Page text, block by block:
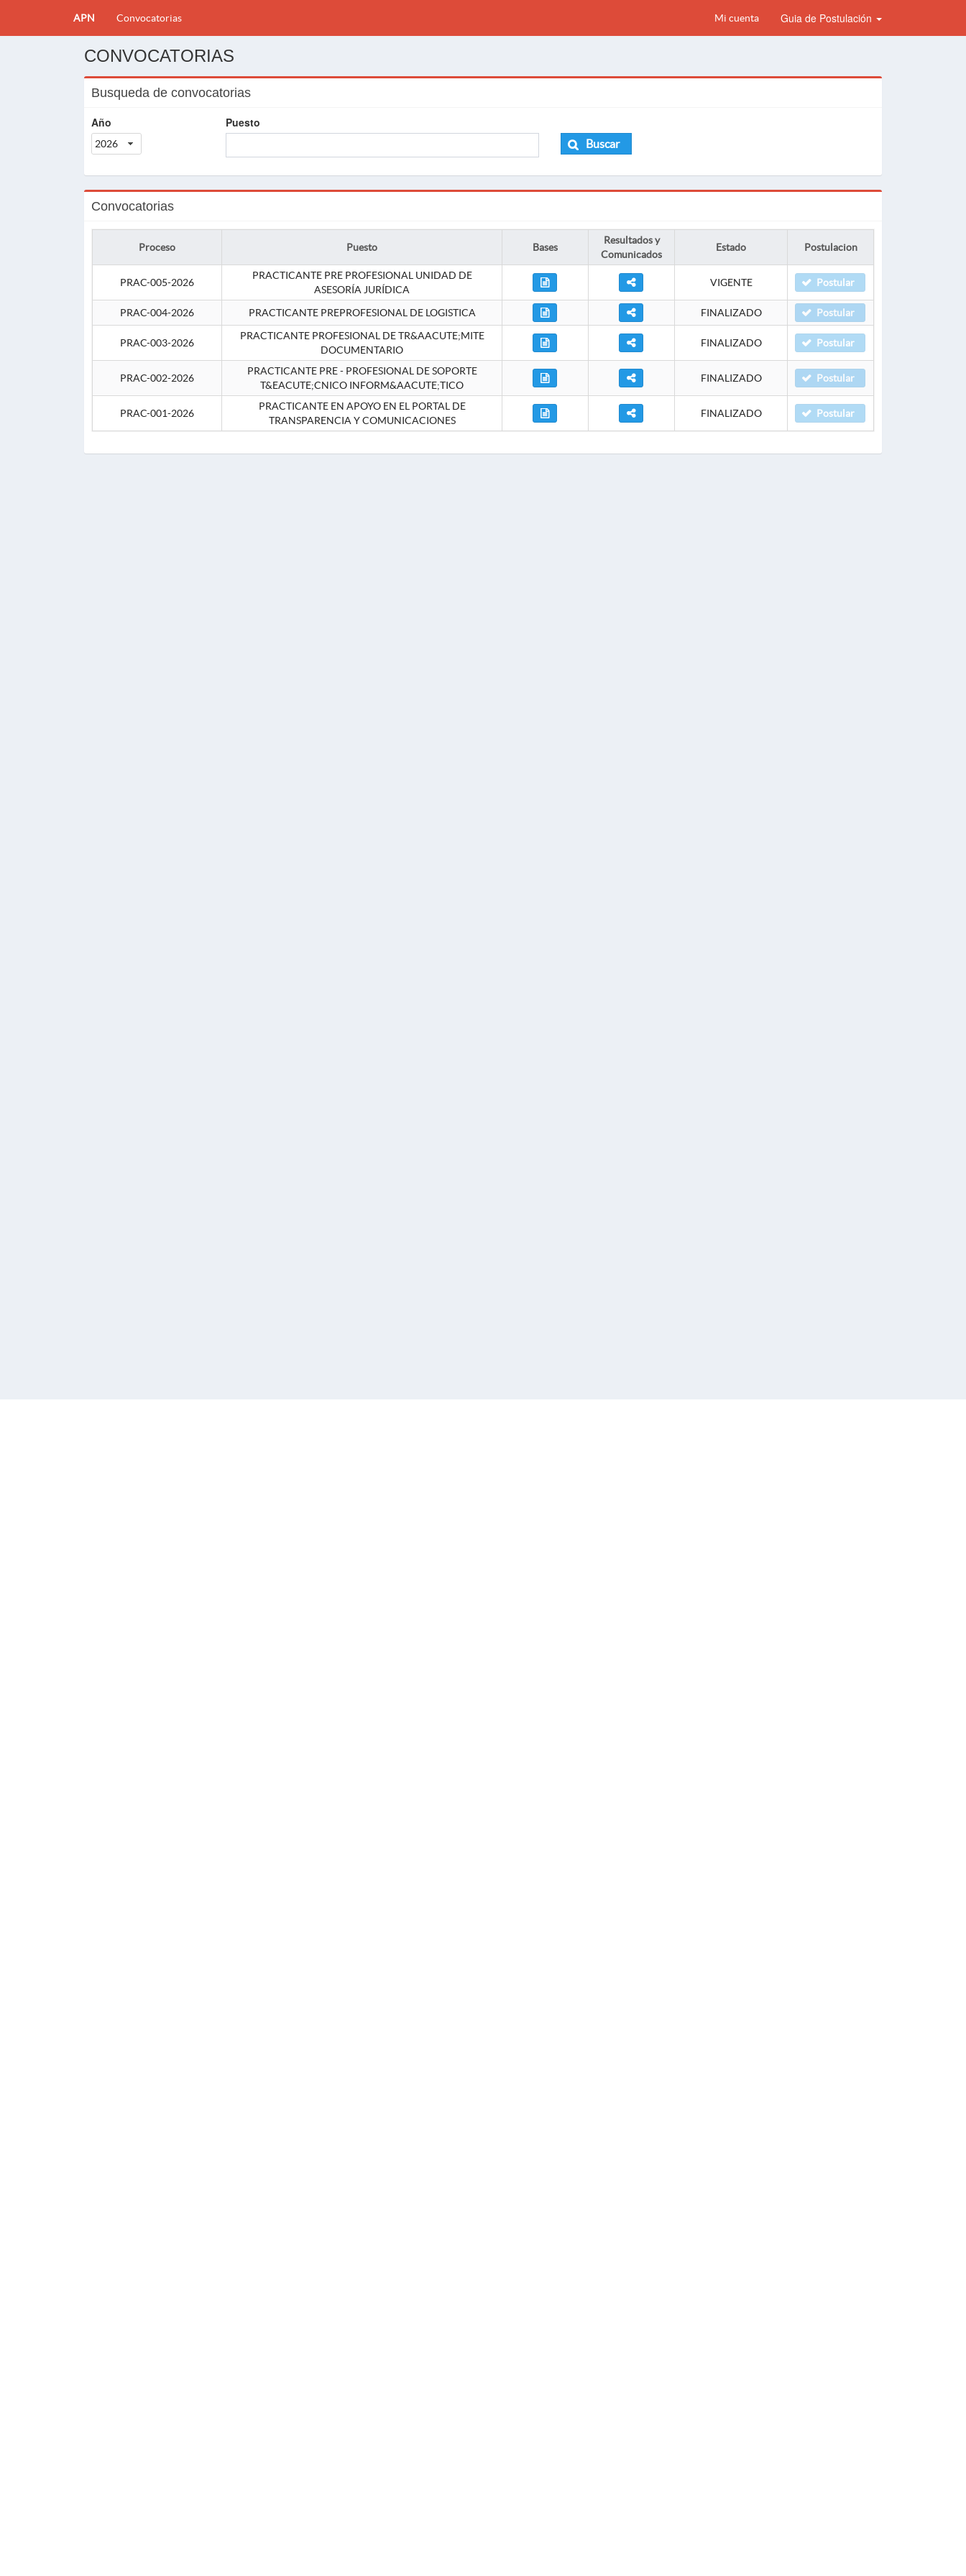
APN Convocatorias Mi cuenta Guia de Postulación
CONVOCATORIAS
Busqueda de convocatorias
Año
2026
Puesto
Buscar
Convocatorias
Proceso Puesto Bases
Resultados y
Comunicados
Estado Postulacion
PRAC-005-2026
PRACTICANTE PRE PROFESIONAL UNIDAD DE
ASESORÍA JURÍDICA
VIGENTE Postular
PRAC-004-2026 PRACTICANTE PREPROFESIONAL DE LOGISTICA FINALIZADO Postular
PRAC-003-2026
PRACTICANTE PROFESIONAL DE TR&AACUTE;MITE
DOCUMENTARIO
FINALIZADO Postular
PRAC-002-2026
PRACTICANTE PRE - PROFESIONAL DE SOPORTE
T&EACUTE;CNICO INFORM&AACUTE;TICO
FINALIZADO Postular
PRAC-001-2026
PRACTICANTE EN APOYO EN EL PORTAL DE
TRANSPARENCIA Y COMUNICACIONES
FINALIZADO Postular